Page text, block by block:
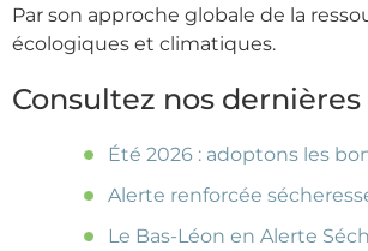
Par son approche globale de la
écologiques et climatiques.
Consultez nos
Été 2026 : adoptons les
Alerte renforcée
Le Bas-Léon en Alerte